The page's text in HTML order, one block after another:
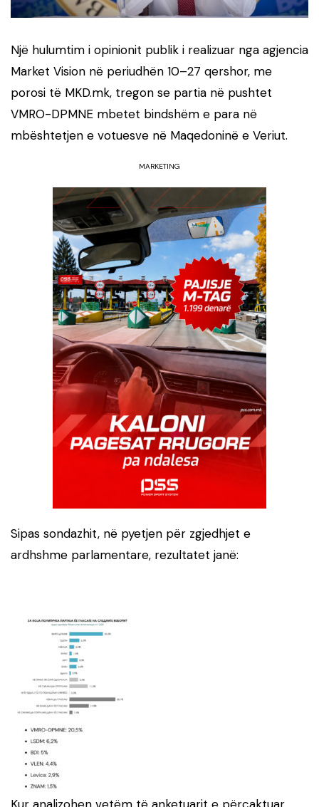
Një hulumtim i opinionit publik i realizuar nga agjencia
Market Vision në periudhën 10–27 qershor, me
porosi të MKD.mk, tregon se partia në pushtet
VMRO-DPMNE mbetet bindshëm e para në
mbështetjen e votuesve në Maqedoninë e Veriut.
MARKETING
Sipas sondazhit, në pyetjen për zgjedhjet e
ardhshme parlamentare, rezultatet janë: